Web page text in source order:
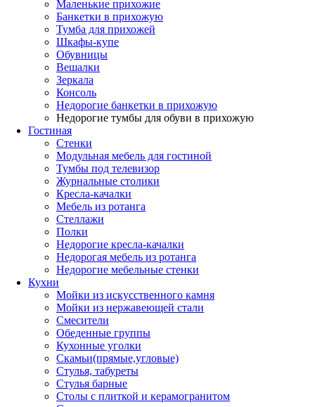
Маленькие прихожие
Банкетки в прихожую
Тумба для прихожей
Шкафы-купе
Обувницы
Вешалки
Зеркала
Консоль
Недорогие банкетки в прихожую
Недорогие тумбы для обуви в прихожую
Гостиная
Стенки
Модульная мебель для гостиной
Тумбы под телевизор
Журнальные столики
Кресла-качалки
Мебель из ротанга
Стеллажи
Полки
Недорогие кресла-качалки
Недорогая мебель из ротанга
Недорогие мебельные стенки
Кухни
Мойки из искусственного камня
Мойки из нержавеющей стали
Смесители
Обеденные группы
Кухонные уголки
Скамьи(прямые,угловые)
Стулья, табуреты
Стулья барные
Столы с плиткой и керамогранитом